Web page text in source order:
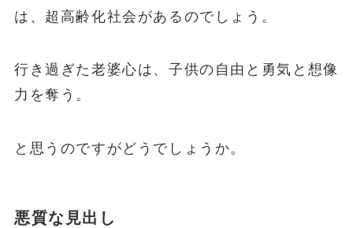
は、超高齢化社会があるのでしょう。
行き過ぎた老婆心は、子供の自由と勇気と想像
力を奪う 。
と思うのですがどうでしょうか。
悪質な見出し